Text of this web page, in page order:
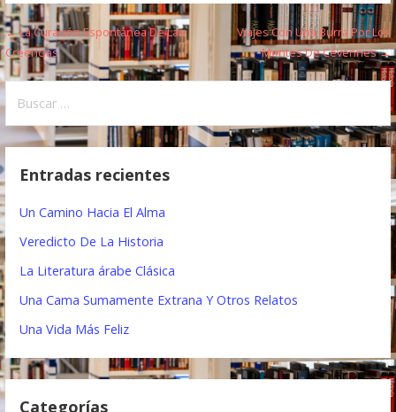
N
a
v
e
a
ó
n
d
← La Curación Espontánea De Las
Creencias
Viajes Con Una Burra Por Los
Montes De Cévennes →
s
Entradas recientes
Un Camino Hacia El Alma
Veredicto De La Historia
La Literatura árabe Clásica
Una Cama Sumamente Extrana Y Otros Relatos
Una Vida Más Feliz
Categorías